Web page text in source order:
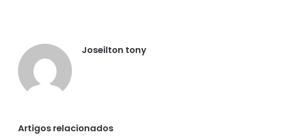
Joseilton tony
Artigos relacionados